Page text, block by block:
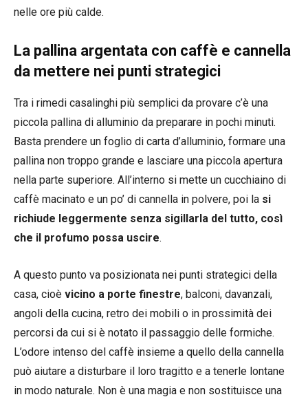
nelle ore più calde.
La pallina argentata con caffè e cannella
da mettere nei punti strategici
Tra i rimedi casalinghi più semplici da provare c’è una
piccola pallina di alluminio da preparare in pochi minuti.
Basta prendere un foglio di carta d’alluminio, formare una
pallina non troppo grande e lasciare una piccola apertura
nella parte superiore. All’interno si mette un cucchiaino di
caffè macinato e un po’ di cannella in polvere, poi la si
richiude leggermente senza sigillarla del tutto, così
che il profumo possa uscire.
A questo punto va posizionata nei punti strategici della
casa, cioè vicino a porte finestre, balconi, davanzali,
angoli della cucina, retro dei mobili o in prossimità dei
percorsi da cui si è notato il passaggio delle formiche.
L’odore intenso del caffè insieme a quello della cannella
può aiutare a disturbare il loro tragitto e a tenerle lontane
in modo naturale. Non è una magia e non sostituisce una